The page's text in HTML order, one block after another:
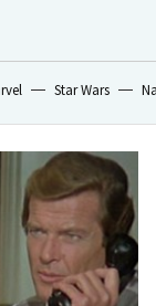
Star Wars